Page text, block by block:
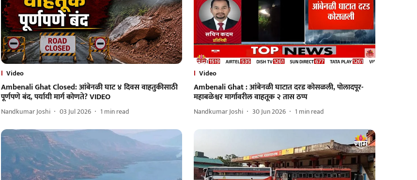
Video
Ambenali Ghat Closed: आंबेनळी घाट ४ दिवस वाहतुकीसाठी
पूर्णपणे बंद, पर्यायी मार्ग कोणते? VIDEO
Nandkumar Joshi 03 Jul 2026 1 min read
Video
Ambenali Ghat : आंबेनळी घाटात दरड कोसळली, पोलादपूर-
महाबळेश्वर मार्गावरील वाहतूक २ तास ठप्प
Nandkumar Joshi 30 Jun 2026 1 min read